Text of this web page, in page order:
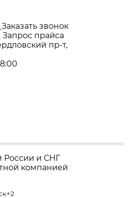
Заказать звонок
Запрос прайса
пр-т,
России и СНГ
компанией